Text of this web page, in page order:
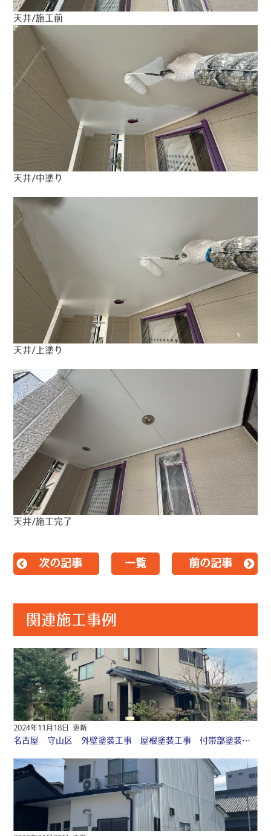
天井/施工前
天井/中塗り
天井/上塗り
天井/施工完了
次の記事 一覧 前の記事
関連施工事例
2024年11月18日 更新
名古屋 守山区 外壁塗装工事 屋根塗装工事 付帯部塗装工事 シーリング工事 外構塗装工事♤